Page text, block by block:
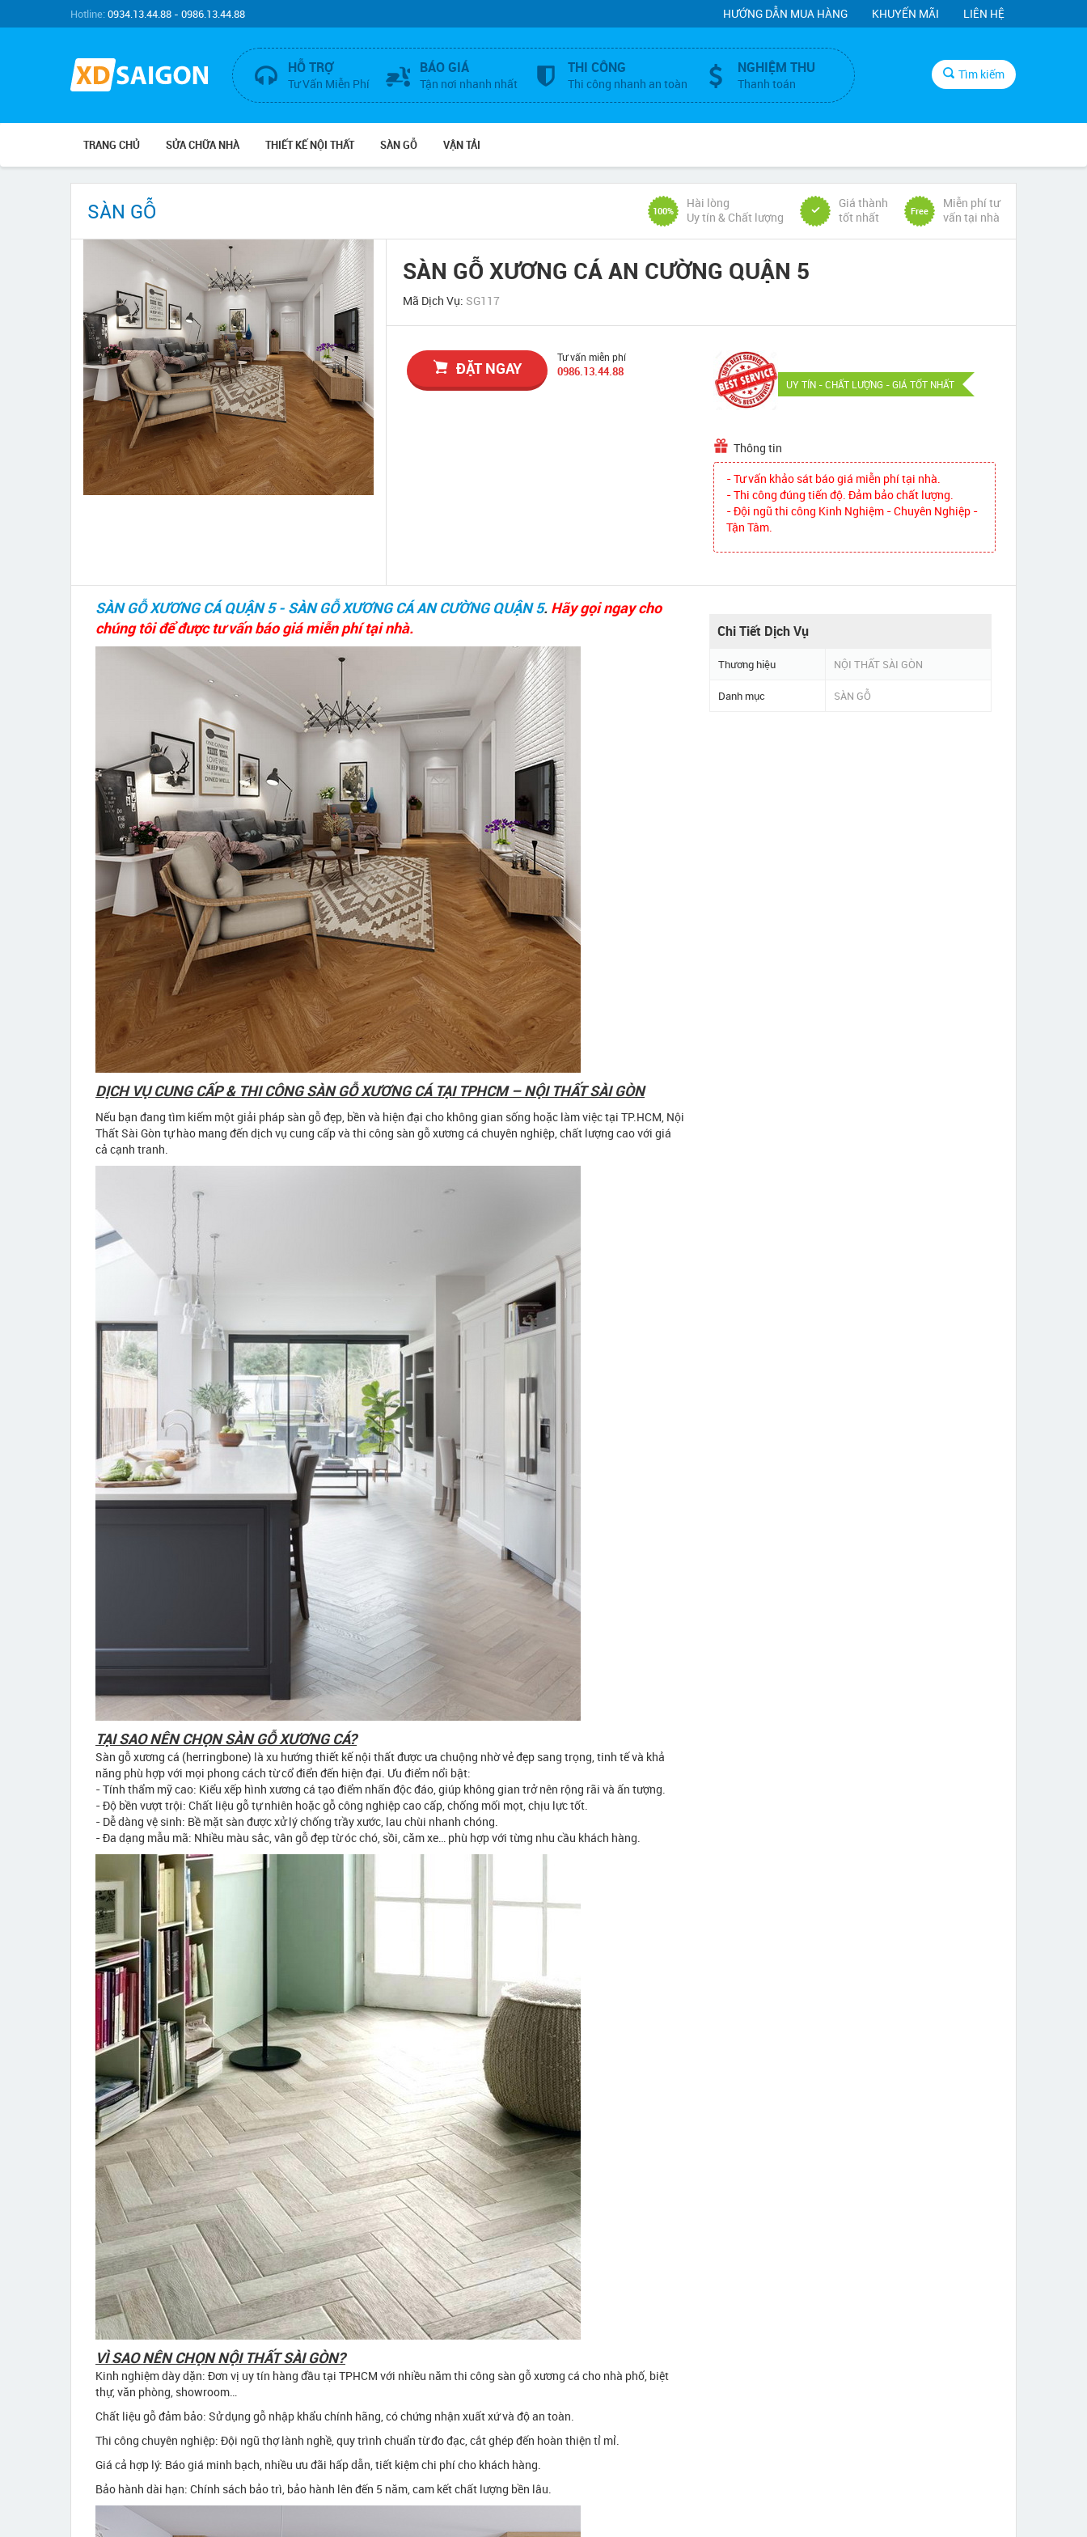
Hotline:0934.13.44.88 - 0986.13.44.88 HƯỚNG DẪN MUA HÀNG KHUYẾN MÃI LIÊN HỆ
HỖ TRỢ
Tư Vấn Miễn Phí
BÁO GIÁ
Tận nơi nhanh nhất
THI CÔNG
Thi công nhanh an toàn
NGHIỆM THU
Thanh toán
Tìm kiếm
TRANG CHỦ SỬA CHỮA NHÀ THIẾT KẾ NỘI THẤT SÀN GỖ VẬN TẢI
SÀN GỖ 100%
Hài lòng
Uy tín & Chất lượng
Giá thành
tốt nhất
Free
Miễn phí tư
vấn tại nhà
SÀN GỖ XƯƠNG CÁ AN CƯỜNG QUẬN 5
Mã Dịch Vụ: SG117
ĐẶT NGAY
Tư vấn miễn phí
0986.13.44.88
UY TÍN - CHẤT LƯỢNG - GIÁ TỐT NHẤT
Thông tin
- Tư vấn khảo sát báo giá miễn phí tại nhà.
- Thi công đúng tiến độ. Đảm bảo chất lượng.
- Đội ngũ thi công Kinh Nghiệm - Chuyên Nghiệp -
Tận Tâm.
SÀN GỖ XƯƠNG CÁ QUẬN 5 - SÀN GỖ XƯƠNG CÁ AN CƯỜNG QUẬN 5. Hãy gọi ngay cho
chúng tôi để được tư vấn báo giá miễn phí tại nhà.
DỊCH VỤ CUNG CẤP & THI CÔNG SÀN GỖ XƯƠNG CÁ TẠI TPHCM – NỘI THẤT SÀI GÒN
Nếu bạn đang tìm kiếm một giải pháp sàn gỗ đẹp, bền và hiện đại cho không gian sống hoặc làm việc tại TP.HCM, Nội
Thất Sài Gòn tự hào mang đến dịch vụ cung cấp và thi công sàn gỗ xương cá chuyên nghiệp, chất lượng cao với giá
cả cạnh tranh.
TẠI SAO NÊN CHỌN SÀN GỖ XƯƠNG CÁ?
Sàn gỗ xương cá (herringbone) là xu hướng thiết kế nội thất được ưa chuộng nhờ vẻ đẹp sang trọng, tinh tế và khả
năng phù hợp với mọi phong cách từ cổ điển đến hiện đại. Ưu điểm nổi bật:
- Tính thẩm mỹ cao: Kiểu xếp hình xương cá tạo điểm nhấn độc đáo, giúp không gian trở nên rộng rãi và ấn tượng.
- Độ bền vượt trội: Chất liệu gỗ tự nhiên hoặc gỗ công nghiệp cao cấp, chống mối mọt, chịu lực tốt.
- Dễ dàng vệ sinh: Bề mặt sàn được xử lý chống trầy xước, lau chùi nhanh chóng.
- Đa dạng mẫu mã: Nhiều màu sắc, vân gỗ đẹp từ óc chó, sồi, căm xe… phù hợp với từng nhu cầu khách hàng.
VÌ SAO NÊN CHỌN NỘI THẤT SÀI GÒN?
Kinh nghiệm dày dặn: Đơn vị uy tín hàng đầu tại TPHCM với nhiều năm thi công sàn gỗ xương cá cho nhà phố, biệt
thự, văn phòng, showroom…
Chất liệu gỗ đảm bảo: Sử dụng gỗ nhập khẩu chính hãng, có chứng nhận xuất xứ và độ an toàn.
Thi công chuyên nghiệp: Đội ngũ thợ lành nghề, quy trình chuẩn từ đo đạc, cắt ghép đến hoàn thiện tỉ mỉ.
Giá cả hợp lý: Báo giá minh bạch, nhiều ưu đãi hấp dẫn, tiết kiệm chi phí cho khách hàng.
Bảo hành dài hạn: Chính sách bảo trì, bảo hành lên đến 5 năm, cam kết chất lượng bền lâu.
Chi Tiết Dịch Vụ
Thương hiệu NỘI THẤT SÀI GÒN
Danh mục SÀN GỖ